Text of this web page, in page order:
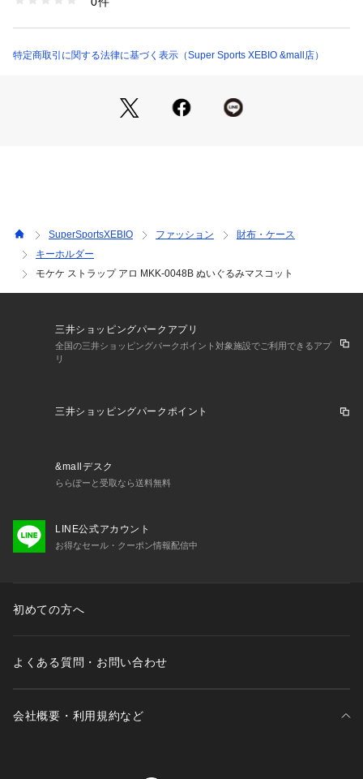
※一部商品において弊社カラー表記がメーカーカラー表記と異
商品の色味が若干異なる場合があります。
※掲載の価格・製品のパッケージ・デザイン・仕様について、
10872280601 （ショップ）
特定商取引に関する法律に基づく表示（Super Sports XEBIO &mall店）
SuperSportsXEBIO ファッション
財布・ケース
キーホルダー
モケケ ストラップ アロ MKK-0048B ぬいぐるみマスコット
三井ショッピングパークアプリ
全国の三井ショッピングパークポイント対象施設でご利用できるアプ
リ
三井ショッピングパークポイント
&mallデスク
ららぽーと受取なら送料無料
LINE公式アカウント
お得なセール・クーポン情報配信中
初めての方へ
よくある質問・お問い合わせ
会社概要・利用規約など